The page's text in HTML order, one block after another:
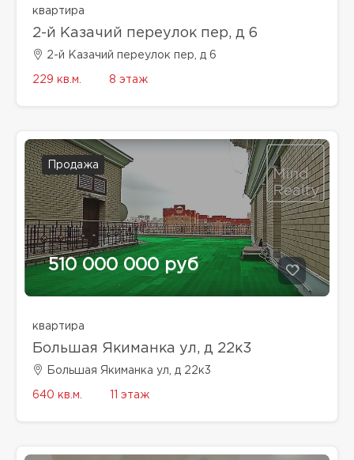
квартира
2-й Казачий переулок пер, д 6
2-й Казачий переулок пер, д 6
229 кв.м. 8 этаж
Продажа
510 000 000 руб
квартира
Большая Якиманка ул, д 22к3
Большая Якиманка ул, д 22к3
640 кв.м. 11 этаж